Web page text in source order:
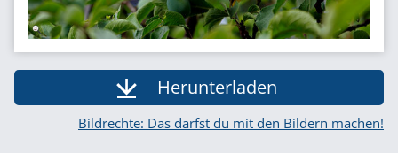
Herunterladen
Bildrechte: Das darfst du mit den Bildern machen!